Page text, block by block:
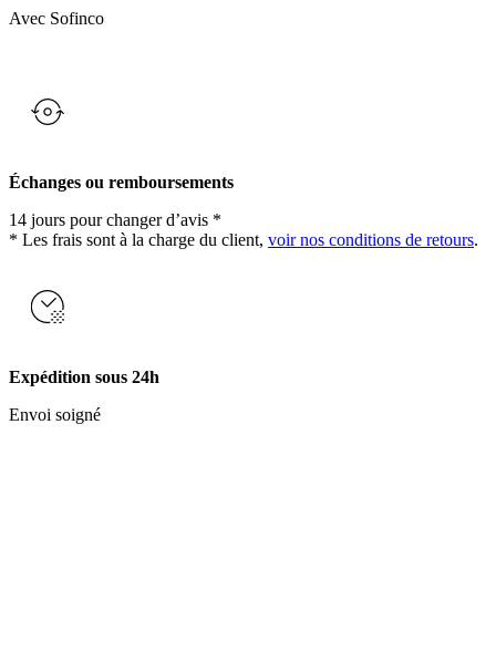
Avec Sofinco
Échanges ou remboursements
14 jours pour changer d’avis *
* Les frais sont à la charge du client, voir nos conditions de retours.
Expédition sous 24h
Envoi soigné